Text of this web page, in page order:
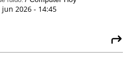
jun 2026 - 14:45